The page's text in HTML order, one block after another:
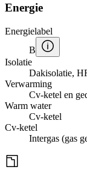
Energie
Energielabel
B
Isolatie
Dakisolatie,
Verwarming
Cv-ketel en
Warm water
Cv-ketel
Cv-ketel
Intergas (gas